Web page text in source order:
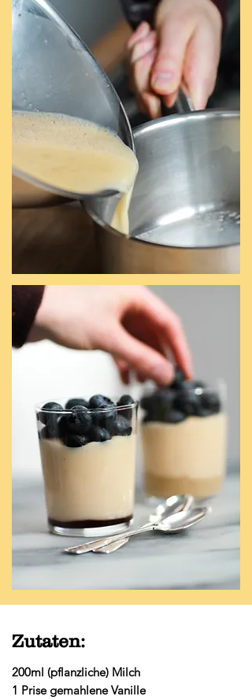
Zutaten:
200ml (pflanzliche) Milch
1 Prise gemahlene Vanille